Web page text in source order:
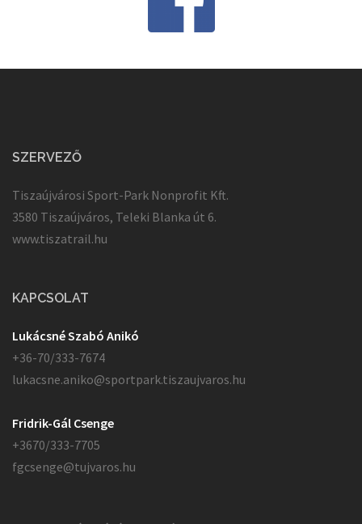
SZERVEZŐ
Tiszaújvárosi Sport-Park Nonprofit Kft.
3580 Tiszaújváros, Teleki Blanka út 6.
www.tiszatrail.hu
KAPCSOLAT
Lukácsné Szabó Anikó
+36-70/333-7674
lukacsne.aniko@sportpark.tiszaujvaros.hu
Fridrik-Gál Csenge
+3670/333-7705
fgcsenge@tujvaros.hu